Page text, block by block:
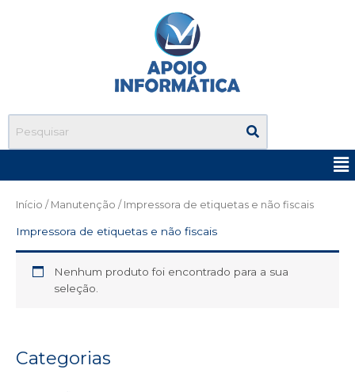
Categorias
Início / Manutenção / Impressora de etiquetas e não fiscais
Impressora de etiquetas e não fiscais
Nenhum produto foi encontrado para a sua
seleção.